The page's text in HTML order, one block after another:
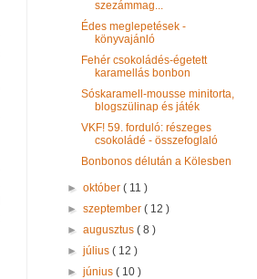
szezámmag...
Édes meglepetések -
könyvajánló
Fehér csokoládés-égetett
karamellás bonbon
Sóskaramell-mousse minitorta,
blogszülinap és játék
VKF! 59. forduló: részeges
csokoládé - összefoglaló
Bonbonos délután a Kölesben
►október( 11 )
►szeptember( 12 )
►augusztus( 8 )
►július( 12 )
►június( 10 )